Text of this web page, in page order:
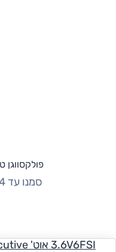
פולקסווגן
סמנו עד 4 גרסאות להשוואה
3.6V6FSI אוט' Executive